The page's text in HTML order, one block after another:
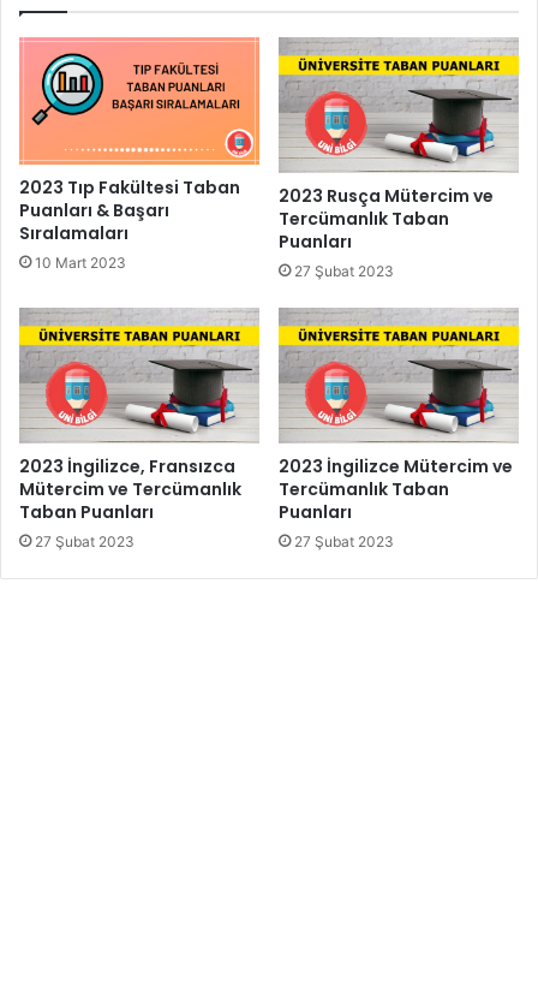
2023 Tıp Fakültesi Taban
Puanları & Başarı
Sıralamaları
10 Mart 2023
2023 Rusça Mütercim ve
Tercümanlık Taban
Puanları
27 Şubat 2023
2023 İngilizce, Fransızca
Mütercim ve Tercümanlık
Taban Puanları
27 Şubat 2023
2023 İngilizce Mütercim ve
Tercümanlık Taban
Puanları
27 Şubat 2023